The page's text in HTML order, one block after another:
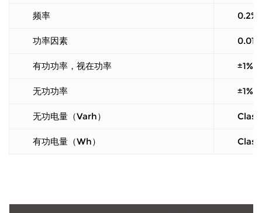
频率 0.2%
功率因素 0.01
有功功率，视在功率 ±1%
无功功率 ±1%
无功电量（Varh）
有功电量（Wh）